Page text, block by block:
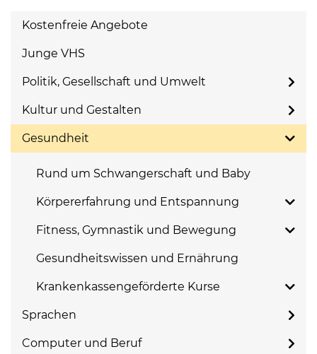
Kostenfreie Angebote
Junge VHS
Politik, Gesellschaft und Umwelt
Kultur und Gestalten
Gesundheit
Rund um Schwangerschaft und Baby
Körpererfahrung und Entspannung
Fitness, Gymnastik und Bewegung
Gesundheitswissen und Ernährung
Krankenkassengeförderte Kurse
Sprachen
Computer und Beruf